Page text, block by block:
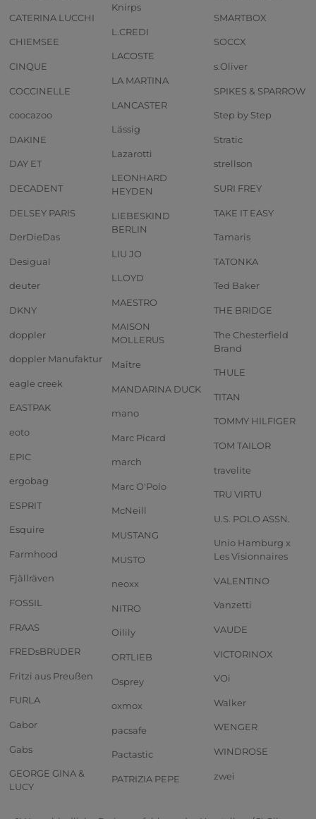
CATERINA LUCCHI
CHIEMSEE
CINQUE
COCCINELLE
coocazoo
DAKINE
DAY ET
DECADENT
DELSEY PARIS
DerDieDas
Desigual
deuter
DKNY
doppler
doppler Manufaktur
eagle creek
EASTPAK
eoto
EPIC
ergobag
ESPRIT
Esquire
Farmhood
Fjällräven
FOSSIL
FRAAS
FREDsBRUDER
Fritzi aus Preußen
FURLA
Gabor
Gabs
GEORGE GINA &
LUCY
Knirps
L.CREDI
LACOSTE
LA MARTINA
LANCASTER
Lässig
Lazarotti
LEONHARD
HEYDEN
LIEBESKIND
BERLIN
LIU JO
LLOYD
MAESTRO
MAISON
MOLLERUS
Maître
MANDARINA DUCK
mano
Marc Picard
march
Marc O'Polo
McNeill
MUSTANG
MUSTO
neoxx
NITRO
Oilily
ORTLIEB
Osprey
oxmox
pacsafe
Pactastic
PATRIZIA PEPE
SMARTBOX
SOCCX
s.Oliver
SPIKES & SPARROW
Step by Step
Stratic
strellson
SURI FREY
TAKE IT EASY
Tamaris
TATONKA
Ted Baker
THE BRIDGE
The Chesterfield
Brand
THULE
TITAN
TOMMY HILFIGER
TOM TAILOR
travelite
TRU VIRTU
U.S. POLO ASSN.
Unio Hamburg x
Les Visionnaires
VALENTINO
Vanzetti
VAUDE
VICTORINOX
VOi
Walker
WENGER
WINDROSE
zwei